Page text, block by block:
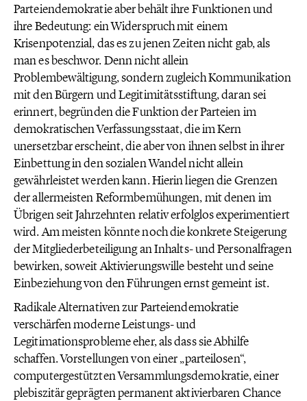
Parteiendemokratie aber behält ihre Funktionen und
ihre Bedeutung: ein Widerspruch mit einem
Krisenpotenzial, das es zu jenen Zeiten nicht gab, als
man es beschwor. Denn nicht allein
Problembewältigung, sondern zugleich Kommunikation
mit den Bürgern und Legitimitätsstiftung, daran sei
erinnert, begründen die Funktion der Parteien im
demokratischen Verfassungsstaat, die im Kern
unersetzbar erscheint, die aber von ihnen selbst in ihrer
Einbettung in den sozialen Wandel nicht allein
gewährleistet werden kann. Hierin liegen die Grenzen
der allermeisten Reformbemühungen, mit denen im
Übrigen seit Jahrzehnten relativ erfolglos experimentiert
wird. Am meisten könnte noch die konkrete Steigerung
der Mitgliederbeteiligung an Inhalts- und Personalfragen
bewirken, soweit Aktivierungswille besteht und seine
Einbeziehung von den Führungen ernst gemeint ist.
Radikale Alternativen zur Parteiendemokratie
verschärfen moderne Leistungs- und
Legitimationsprobleme eher, als dass sie Abhilfe
schaffen. Vorstellungen von einer „parteilosen“,
computergestützten Versammlungsdemokratie, einer
plebiszitär geprägten permanent aktivierbaren Chance